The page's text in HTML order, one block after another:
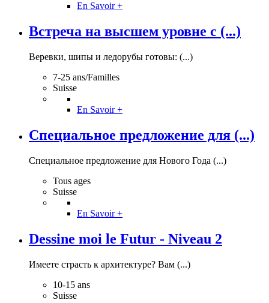
En Savoir +
Встреча на высшем уровне с (...)
Веревки, шипы и ледорубы готовы: (...)
7-25 ans/Familles
Suisse
En Savoir +
Специальное предложение для (...)
Специальное предложение для Нового Года (...)
Tous ages
Suisse
En Savoir +
Dessine moi le Futur - Niveau 2
Имеете страсть к архитектуре? Вам (...)
10-15 ans
Suisse